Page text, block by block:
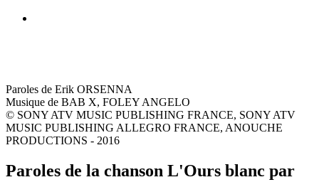
Paroles de Erik ORSENNA
Musique de BAB X, FOLEY ANGELO
© SONY ATV MUSIC PUBLISHING FRANCE, SONY ATV
MUSIC PUBLISHING ALLEGRO FRANCE, ANOUCHE
PRODUCTIONS - 2016
Paroles de la chanson L'Ours blanc par